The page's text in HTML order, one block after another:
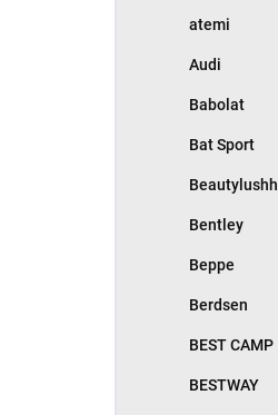
atemi
Audi
Babolat
Bat Sport
Beautylushh
Bentley
Beppe
Berdsen
BEST CAMP
BESTWAY